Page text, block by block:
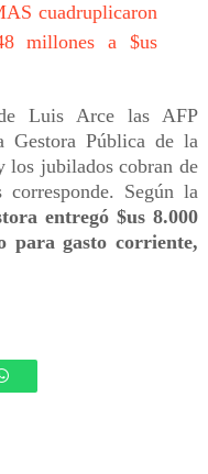
cuadruplicaron
millones a $us
Luis Arce las AFP
Gestora Pública de la
los jubilados cobran de
Según la
entregó $us 8.000
para gasto corriente,